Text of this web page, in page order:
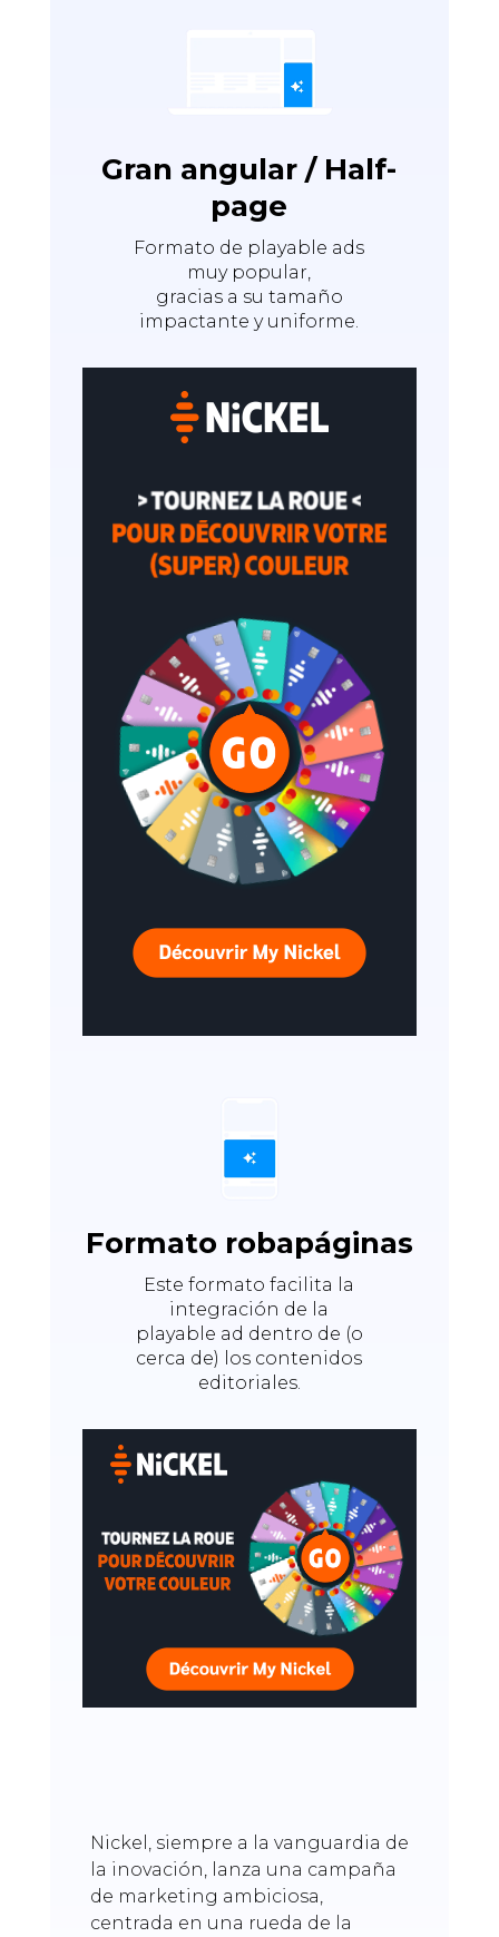
Gran angular / Half-
page
Formato de playable ads
muy popular,
gracias a su tamaño
impactante y uniforme.
Formato robapáginas
Este formato facilita la
integración de la
playable ad dentro de (o
cerca de) los contenidos
editoriales.
Nickel, siempre a la vanguardia de
la inovación, lanza una campaña
de marketing ambiciosa,
centrada en una rueda de la